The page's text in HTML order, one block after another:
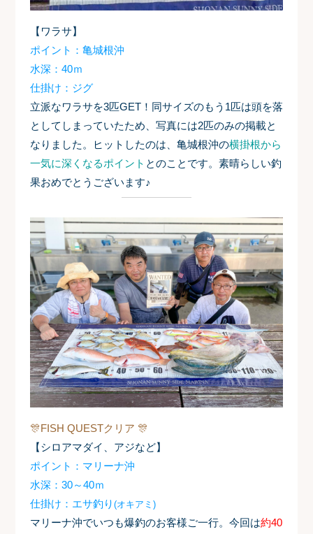
【ワラサ】
ポイント：亀城根沖
水深：40ｍ
仕掛け：ジグ
立派なワラサを3匹GET！同サイズのもう1匹は頭を落
としてしまっていたため、写真には2匹のみの掲載と
なりました。ヒットしたのは、亀城根沖の横掛根から
一気に深くなるポイント とのことです。素晴らしい釣
果おめでとうございます♪
🎊FISH QUESTクリア 🎊
【シロアマダイ、アジなど】
ポイント：マリーナ沖
水深：30～40ｍ
仕掛け：エサ釣り (オキアミ)
マリーナ沖でいつも爆釣のお客様ご一行。今回は約40